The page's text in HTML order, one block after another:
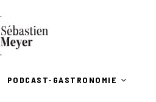
PODCAST-GASTRONOMIE